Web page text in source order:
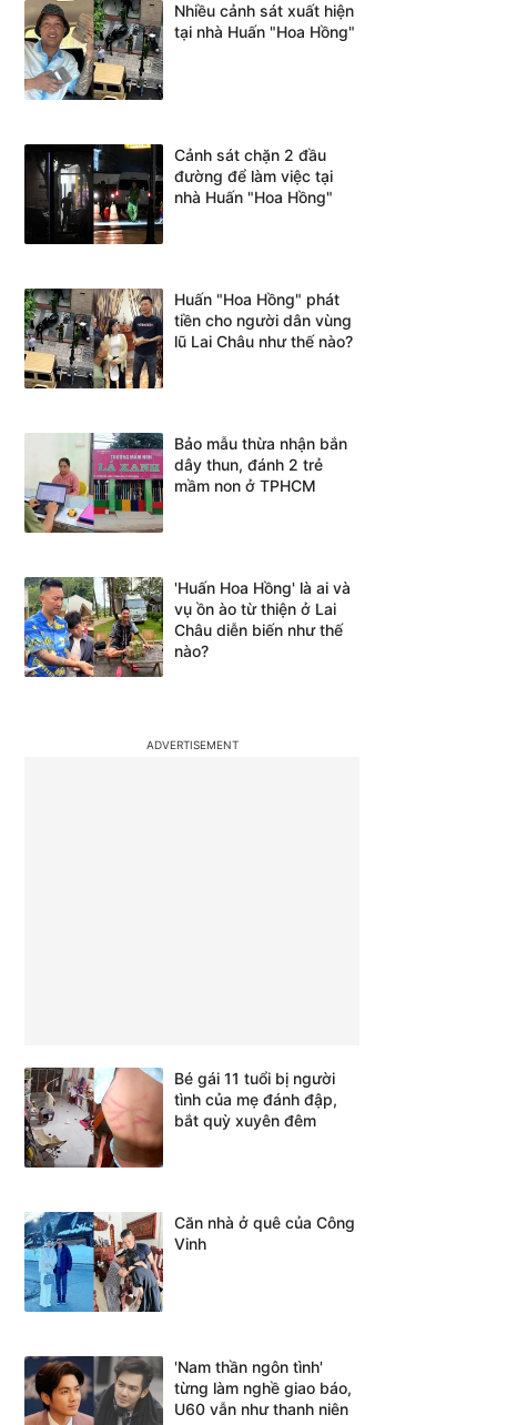
Nhiều cảnh sát xuất hiện
tại nhà Huấn "Hoa Hồng"
Cảnh sát chặn 2 đầu
đường để làm việc tại
nhà Huấn "Hoa Hồng"
Huấn "Hoa Hồng" phát
tiền cho người dân vùng
lũ Lai Châu như thế nào?
Bảo mẫu thừa nhận bắn
dây thun, đánh 2 trẻ
mầm non ở TPHCM
'Huấn Hoa Hồng' là ai và
vụ ồn ào từ thiện ở Lai
Châu diễn biến như thế
nào?
Bé gái 11 tuổi bị người
tình của mẹ đánh đập,
bắt quỳ xuyên đêm
Căn nhà ở quê của Công
Vinh
'Nam thần ngôn tình'
từng làm nghề giao báo,
U60 vẫn như thanh niên